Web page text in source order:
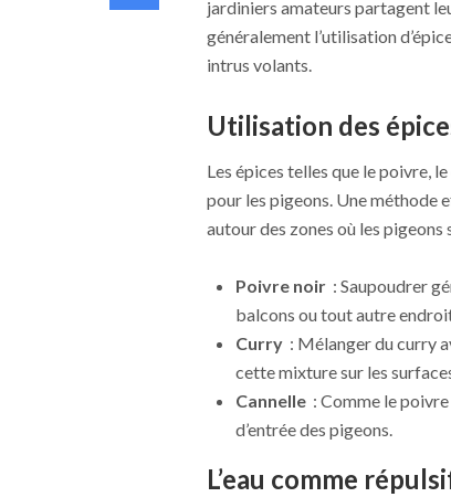
jardiniers amateurs partagent
généralement l’utilisation
intrus volants.
Utilisation des
Les épices telles que le poivre,
pour les pigeons. Une méthode
autour des zones où les
Poivre noir: Saupoudrer
balcons ou tout autre
Curry: Mélanger du curry
cette mixture sur les
Cannelle: Comme le poivre
d’entrée des pigeons.
L’eau comme